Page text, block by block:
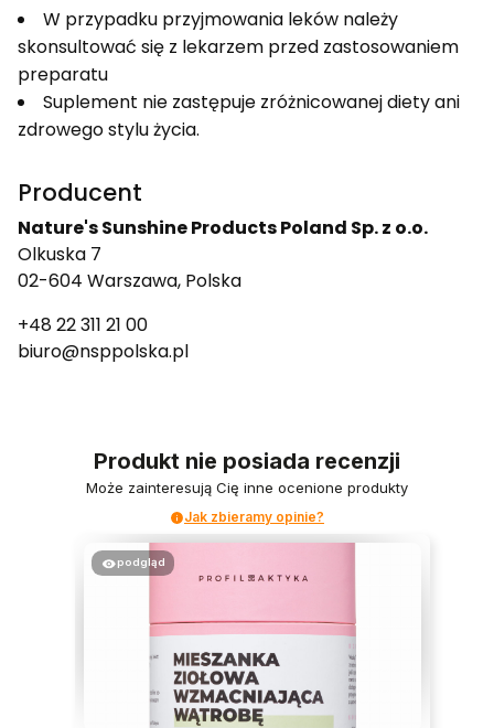
W przypadku przyjmowania leków należy
skonsultować się z lekarzem przed zastosowaniem
preparatu
Suplement nie zastępuje zróżnicowanej diety ani
zdrowego stylu życia.
Producent
Nature's Sunshine Products Poland Sp. z o.o.
Olkuska 7
02-604 Warszawa, Polska
+48 22 311 21 00
biuro@nsppolska.pl
Produkt nie posiada recenzji
Może zainteresują Cię inne ocenione produkty
Jak zbieramy opinie?
podgląd